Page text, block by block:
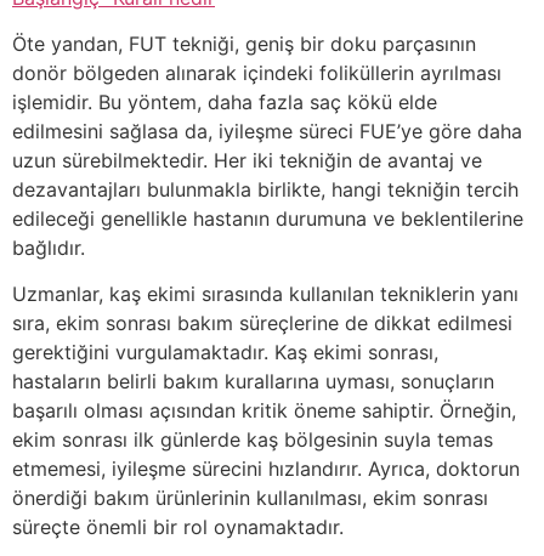
Öte yandan, FUT tekniği, geniş bir doku parçasının
donör bölgeden alınarak içindeki foliküllerin ayrılması
işlemidir. Bu yöntem, daha fazla saç kökü elde
edilmesini sağlasa da, iyileşme süreci FUE’ye göre daha
uzun sürebilmektedir. Her iki tekniğin de avantaj ve
dezavantajları bulunmakla birlikte, hangi tekniğin tercih
edileceği genellikle hastanın durumuna ve beklentilerine
bağlıdır.
Uzmanlar, kaş ekimi sırasında kullanılan tekniklerin yanı
sıra, ekim sonrası bakım süreçlerine de dikkat edilmesi
gerektiğini vurgulamaktadır. Kaş ekimi sonrası,
hastaların belirli bakım kurallarına uyması, sonuçların
başarılı olması açısından kritik öneme sahiptir. Örneğin,
ekim sonrası ilk günlerde kaş bölgesinin suyla temas
etmemesi, iyileşme sürecini hızlandırır. Ayrıca, doktorun
önerdiği bakım ürünlerinin kullanılması, ekim sonrası
süreçte önemli bir rol oynamaktadır.